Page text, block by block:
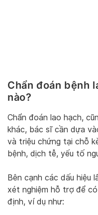
Chẩn đoán bệnh
nào?
Chẩn đoán lao hạch,
khác, bác sĩ cần dựa
và triệu chứng tại chỗ
bệnh, dịch tễ, yếu tố
Bên cạnh các dấu hiệu
xét nghiệm hỗ trợ để
định, ví dụ như: